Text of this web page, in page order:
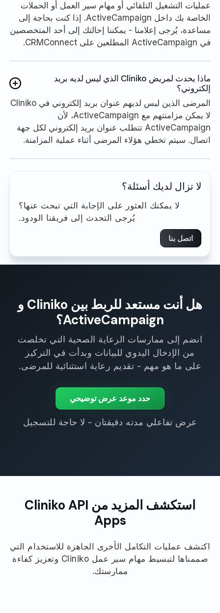
عمليات التشغيل التلقائي أو مهام سير العمل أو الحملات
الخاصة بك داخل ActiveCampaign. إذا كنت بحاجة إلى
مساعدة، يُرجى إعلامنا - يمكننا إحالتك إلى أحد المتخصصين
في ActiveCampaign المطلعين على CRMConnect.
ماذا يحدث لمريض Cliniko الذي ليس لديه بريد
إلكتروني؟
المرضى الذين ليس لديهم عنوان بريد إلكتروني في Cliniko
لا يمكن مزامنتهم مع ActiveCampaign، لأن
ActiveCampaign تتطلب عنوان بريد إلكتروني لكل جهة
اتصال. سيتم تخطي هؤلاء المرضى أثناء عملية المزامنة.
لا تزال لديك أسئلة؟
لا يمكنك العثور على الإجابة التي تبحث عنها؟
يُرجى التحدث إلى فريقنا الودود.
اتصل بنا
هل أنت مستعد للربط بين Cliniko و
ActiveCampaign؟
انضم إلى ممارسات الرعاية الصحية التي تخلصت
من الإدخال اليدوي للبيانات وبدأت في التركيز
على ما هو مهم - تقديم رعاية استثنائية للمرضى.
حدد موعد عرض توضيحي
عرض تفاعلي مدته دقيقتان - لا حاجة للتسجيل
استكشف المزيد من Cliniko API
Apps
اكتشف عمليات التكامل الأخرى الجاهزة للاستخدام التي
صممناها لتبسيط مهام سير عمل Cliniko وتعزيز كفاءة
ممارستك.